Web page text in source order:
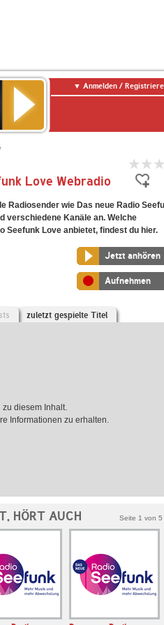
Anmelden /
Love Webradio
Radiosender wie Das neue Radio
verschiedene Kanäle an. Welche
Seefunk Love anbietet, findest du hier.
Jetzt anhören
Aufnehmen
zuletzt gespielte Titel
diesem Inhalt.
Informationen zu erhalten.
HÖRT AUCH Seite 1 von 5